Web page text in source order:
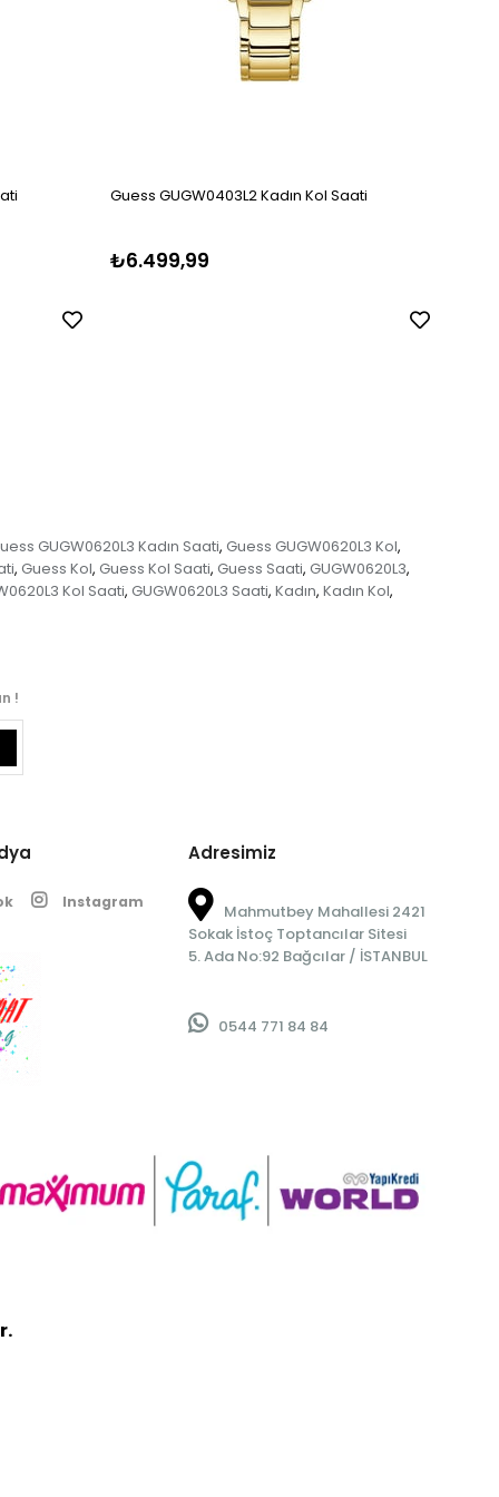
Guess GUGW0403L2 Kadın Kol Saati
₺6.499,99
GUGW0620L3 Kadın Saati, Guess GUGW0620L3 Kol,
, Guess Kol, Guess Kol Saati, Guess Saati, GUGW0620L3,
Kol Saati, GUGW0620L3 Saati, Kadın, Kadın Kol,
!
Instagram
Adresimiz
Mahmutbey Mahallesi 2421
Sokak İstoç Toptancılar Sitesi
5. Ada No:92 Bağcılar / İSTANBUL
0544 771 84 84